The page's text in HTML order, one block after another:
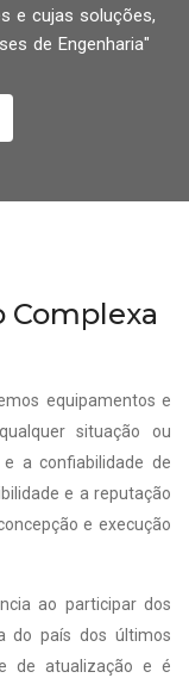
e cujas soluções,
de Engenharia"
Complexa
equipamentos e
situação ou
a confiabilidade de
e a reputação
e execução
ao participar dos
do país dos últimos
de atualização e é